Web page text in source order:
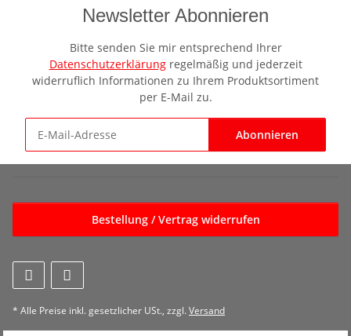
Newsletter Abonnieren
Bitte senden Sie mir entsprechend Ihrer
Datenschutzerklärungregelmäßig und jederzeit
widerruflich Informationen zu Ihrem Produktsortiment
per E-Mail zu.
Abonnieren
Bestellung / Vertrag widerrufen
* Alle Preise inkl. gesetzlicher USt., zzgl.Versand